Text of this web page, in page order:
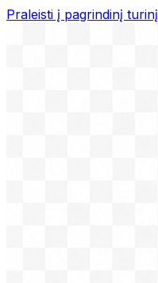
Praleisti į pagrindinį turinį